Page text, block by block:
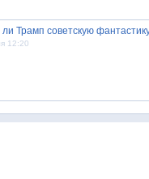
ли Трамп советскую
12:20